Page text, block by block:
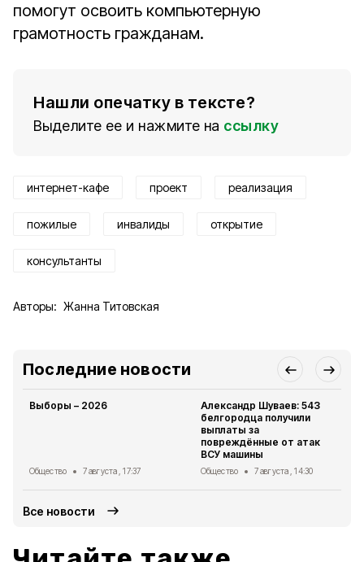
помогут освоить компьютерную
грамотность гражданам.
Нашли опечатку в тексте?
Выделите ее и нажмите на ссылку
интернет-кафе проект реализация
пожилые инвалиды открытие
консультанты
Авторы: Жанна Титовская
Последние новости
Выборы – 2026
Общество 7 августа , 17:37
Александр Шуваев: 543
белгородца получили
выплаты за
повреждённые от атак
ВСУ машины
Общество 7 августа , 14:30
Все новости